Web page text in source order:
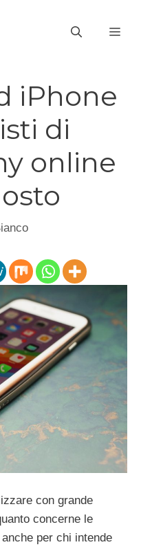
iPhone
di
online
con grande
concerne le
per chi intende